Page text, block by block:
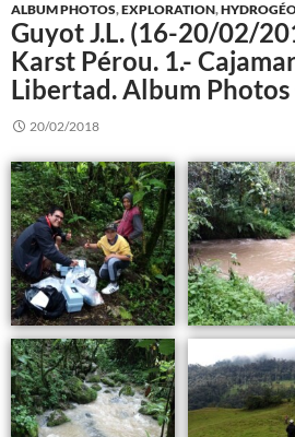
ALBUM PHOTOS,EXPLORATION,
Guyot J.L. (16-20/02/
Karst Pérou. 1.-
Libertad. Album Photos
20/02/2018